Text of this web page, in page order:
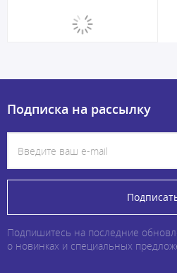
Подписка на рассылку
Подпишитесь на последние
о новинках и специальных